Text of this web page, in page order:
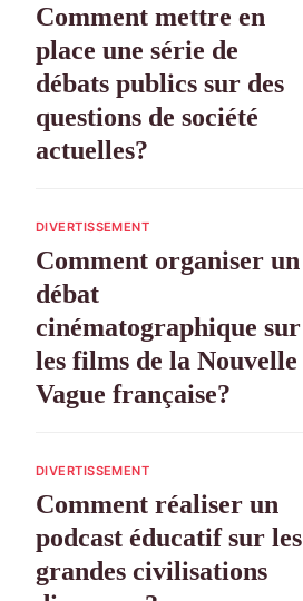
Comment mettre en
place une série de
débats publics sur des
questions de société
actuelles?
DIVERTISSEMENT
Comment organiser un
débat
cinématographique sur
les films de la Nouvelle
Vague française?
DIVERTISSEMENT
Comment réaliser un
podcast éducatif sur les
grandes civilisations